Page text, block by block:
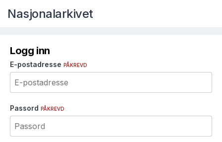
Nasjonalarkivet
Logg inn
E-postadresse PÅKREVD
Passord PÅKREVD